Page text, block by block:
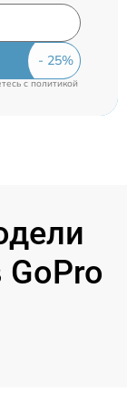
cполитикой